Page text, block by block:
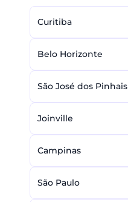
Curitiba
Belo Horizonte
São José dos Pinhais
Joinville
Campinas
São Paulo